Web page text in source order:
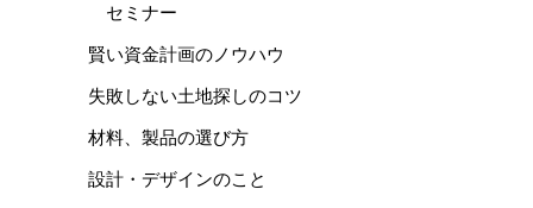
セミナー
賢い資金計画のノウハウ
失敗しない土地探しのコツ
材料、製品の選び方
設計・デザインのこと